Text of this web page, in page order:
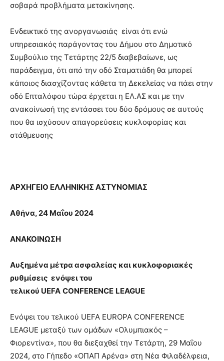
σοβαρά προβλήματα μετακίνησης.
Ενδεικτικό της ανοργανωσιάς είναι ότι ενώ
υπηρεσιακός παράγοντας του Δήμου στο Δημοτικό
Συμβούλιο της Τετάρτης 22/5 διαβεβαίωνε, ως
παράδειγμα, ότι από την οδό Σταματιάδη θα μπορεί
κάποιος διασχίζοντας κάθετα τη Δεκελείας να πάει στην
οδό Επταλόφου τώρα έρχεται η ΕΛ.ΑΣ και με την
ανακοίνωσή της εντάσσει του δύο δρόμους σε αυτούς
που θα ισχύσουν απαγορεύσεις κυκλοφορίας και
στάθμευσης
ΑΡΧΗΓΕΙΟ ΕΛΛΗΝΙΚΗΣ ΑΣΤΥΝΟΜΙΑΣ
Αθήνα, 24 Μαΐου 2024
ΑΝΑΚΟΙΝΩΣΗ
Αυξημένα μέτρα ασφαλείας και κυκλοφοριακές
ρυθμίσεις ενόψει του
τελικού UEFA CONFERENCE LEAGUE
Ενόψει του τελικού UEFA EUROPA CONFERENCE
LEAGUE μεταξύ των ομάδων «Ολυμπιακός –
Φιορεντίνα», που θα διεξαχθεί την Τετάρτη, 29 Μαΐου
2024, στο Γήπεδο «ΟΠΑΠ Αρένα» στη Νέα Φιλαδέλφεια,